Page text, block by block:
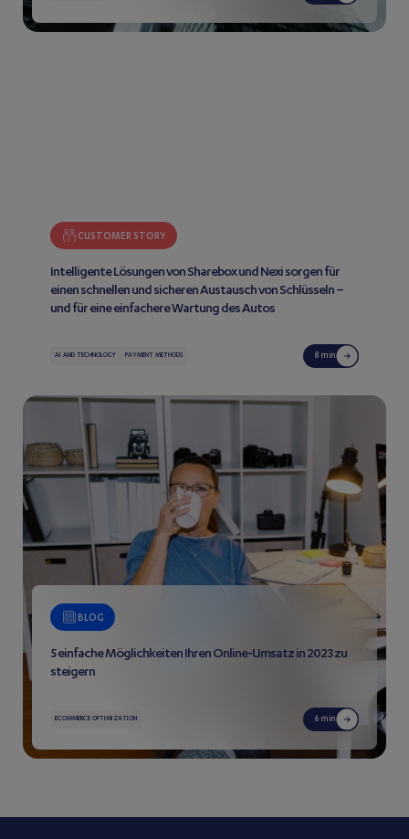
CUSTOMER STORY
Intelligente Lösungen von Sharebox und Nexi sorgen für
einen schnellen und sicheren Austausch von Schlüsseln –
und für eine einfachere Wartung des Autos
AI AND TECHNOLOGY PAYMENT METHODS 8 min
BLOG
5 einfache Möglichkeiten Ihren Online-Umsatz in 2023 zu
steigern
ECOMMERCE OPTIMIZATION 6 min